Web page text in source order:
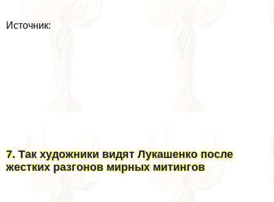
Источник:
7. Так художники видят Лукашенко после
жестких разгонов мирных митингов